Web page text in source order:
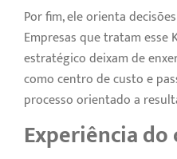
Por fim, ele orienta
Empresas que tratam esse
estratégico deixam de
como centro de custo e
processo orientado a
Experiência